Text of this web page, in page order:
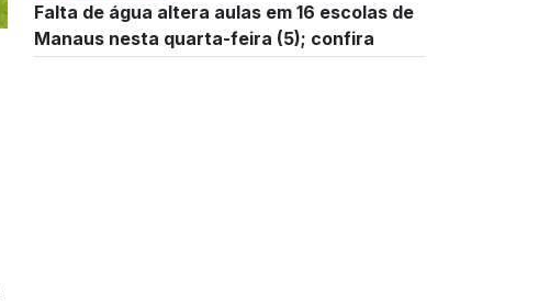
Falta de água altera aulas em 16 escolas de
Manaus nesta quarta-feira (5); confira